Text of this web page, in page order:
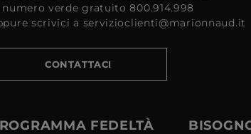
numero verde gratuito 800.914.998
scrivici a servizioclienti@marionnaud.it
CONTATTACI
FEDELTÀ